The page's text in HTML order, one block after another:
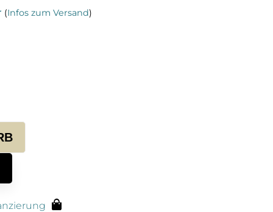
(Infos zum Versand)